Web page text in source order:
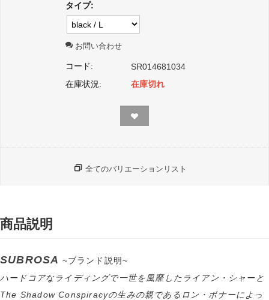
タイプ:
お問い合わせ
コード:
SR014681034
在庫状況:
在庫切れ
全てのバリエーションリスト
商品説明
SUBROSA ~ブランド説明~
ハードコアなライディングで一世を風靡したライアン・シャーと
The Shadow Conspiracyの生みの親であるロン・ボナーによっ